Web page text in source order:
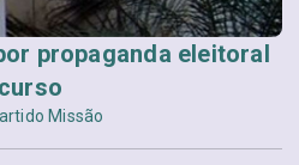
propaganda eleitoral
Missão